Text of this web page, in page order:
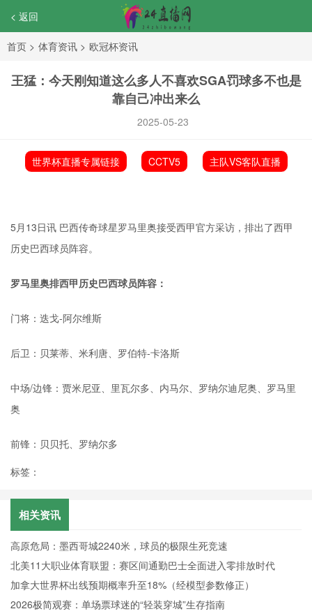
< 返回
首页 > 体育资讯 > 欧冠杯资讯
王猛：今天刚知道这么多人不喜欢SGA罚球多不也是
靠自己冲出来么
2025-05-23
世界杯直播专属链接 CCTV5 主队VS客队直播
5月13日讯 巴西传奇球星罗马里奥接受西甲官方采访，排出了西甲
历史巴西球员阵容。
罗马里奥排西甲历史巴西球员阵容：
门将：迭戈-阿尔维斯
后卫：贝莱蒂、米利唐、罗伯特-卡洛斯
中场/边锋：贾米尼亚、里瓦尔多、内马尔、罗纳尔迪尼奥、罗马里
奥
前锋：贝贝托、罗纳尔多
标签：
相关资讯
高原危局：墨西哥城2240米，球员的极限生死竞速
北美11大职业体育联盟：赛区间通勤巴士全面进入零排放时代
加拿大世界杯出线预期概率升至18%（经模型参数修正）
2026极简观赛：单场票球迷的“轻装穿城”生存指南